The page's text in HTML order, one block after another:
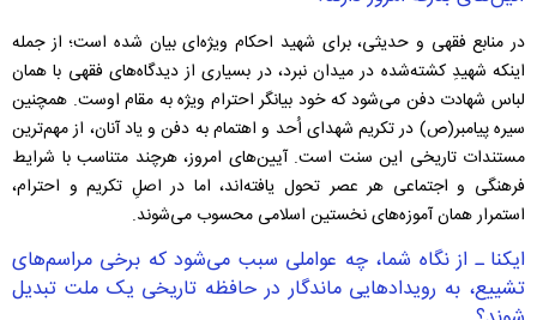
در منابع فقهی و حدیثی، برای شهید احکام ویژه‌ای بیان شده است؛ از جمله
اینکه شهیدِ کشته‌شده در میدان نبرد، در بسیاری از دیدگاه‌های فقهی با همان
لباس شهادت دفن می‌شود که خود بیانگر احترام ویژه به مقام اوست. همچنین
سیره پیامبر(ص) در تکریم شهدای اُحد و اهتمام به دفن و یاد آنان، از مهم‌ترین
مستندات تاریخی این سنت است. آیین‌های امروز، هرچند متناسب با شرایط
فرهنگی و اجتماعی هر عصر تحول یافته‌اند، اما در اصلِ تکریم و احترام،
استمرار همان آموزه‌های نخستین اسلامی محسوب می‌شوند.
ایکنا ـ از نگاه شما، چه عواملی سبب می‌شود که برخی مراسم‌های
تشییع، به رویدادهایی ماندگار در حافظه تاریخی یک ملت تبدیل